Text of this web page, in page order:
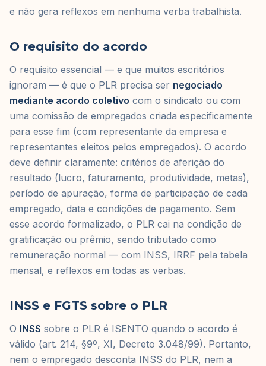
e não gera reflexos em nenhuma verba trabalhista.
O requisito do acordo
O requisito essencial — e que muitos escritórios
ignoram — é que o PLR precisa ser negociado
mediante acordo coletivo com o sindicato ou com
uma comissão de empregados criada especificamente
para esse fim (com representante da empresa e
representantes eleitos pelos empregados). O acordo
deve definir claramente: critérios de aferição do
resultado (lucro, faturamento, produtividade, metas),
período de apuração, forma de participação de cada
empregado, data e condições de pagamento. Sem
esse acordo formalizado, o PLR cai na condição de
gratificação ou prêmio, sendo tributado como
remuneração normal — com INSS, IRRF pela tabela
mensal, e reflexos em todas as verbas.
INSS e FGTS sobre o PLR
O INSS sobre o PLR é ISENTO quando o acordo é
válido (art. 214, §9º, XI, Decreto 3.048/99). Portanto,
nem o empregado desconta INSS do PLR, nem a